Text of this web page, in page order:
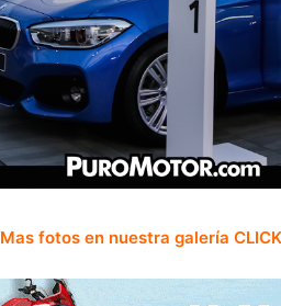
Mas fotos en nuestra galería